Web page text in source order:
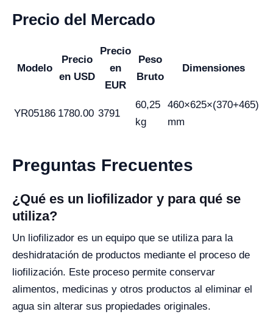
Precio del Mercado
Modelo
Precio
en USD
Precio
en
EUR
Peso
Bruto
Dimensiones
YR05186 1780.00 3791
60,25
kg
460×625×(370+465)
mm
Preguntas Frecuentes
¿Qué es un liofilizador y para qué se
utiliza?
Un liofilizador es un equipo que se utiliza para la
deshidratación de productos mediante el proceso de
liofilización. Este proceso permite conservar
alimentos, medicinas y otros productos al eliminar el
agua sin alterar sus propiedades originales.